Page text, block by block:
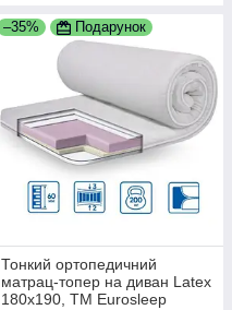
–35% Подарунок
Тонкий ортопедичний
матрац-топер на диван Latex
180х190, ТМ Eurosleep